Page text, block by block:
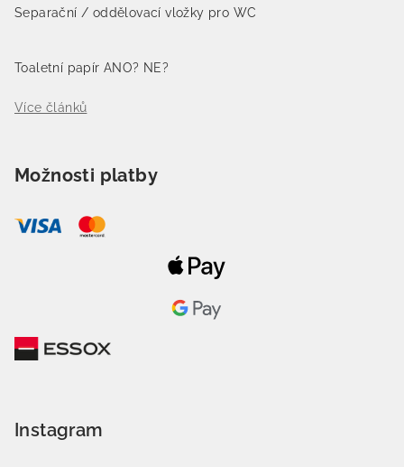
Separační / oddělovací vložky pro WC
Toaletní papír ANO? NE?
Více článků
Možnosti platby
Instagram